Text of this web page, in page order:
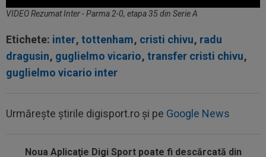
VIDEO Rezumat Inter - Parma 2-0, etapa 35 din Serie A
Etichete: inter, tottenham, cristi chivu, radu
dragusin, guglielmo vicario, transfer cristi chivu,
guglielmo vicario inter
Urmărește știrile digisport.ro și pe Google News
Noua Aplicaţie Digi Sport poate fi descărcată din
08:00
(P) Un pariu de doar 5 Lei s-a transformat într-
07:26 OFICIAL Minus 1! România a primit vestea